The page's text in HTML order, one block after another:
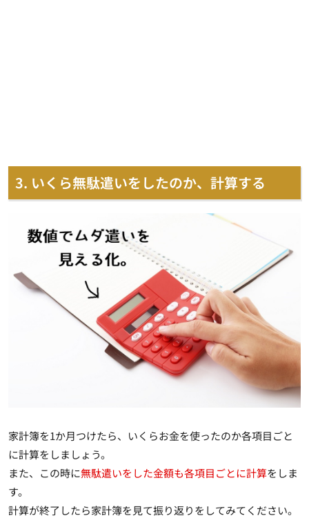
3. いくら無駄遣いをしたのか、計算する
家計簿を1か月つけたら、 いくらお金を使ったのか各項目ごと
に計算をしましょう。
また、この時に無駄遣いをした金額も各項目ごとに計算をしま
す。
計算が終了したら家計簿を見て振り返りをしてみてください。